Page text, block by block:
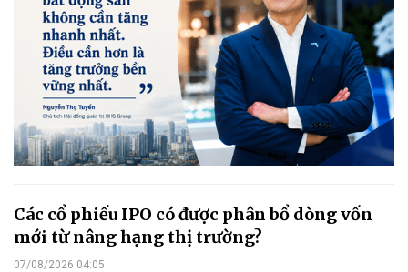
Các cổ phiếu IPO có được phân bổ dòng vốn
mới từ nâng hạng thị trường?
07/08/2026 04:05